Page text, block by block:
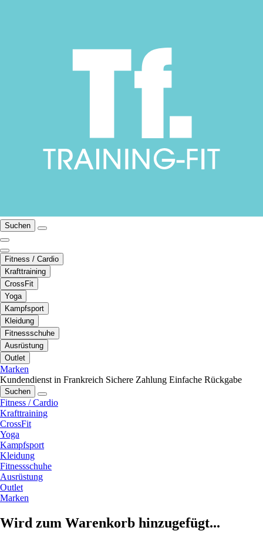
Suchen
Fitness / Cardio
Krafttraining
CrossFit
Yoga
Kampfsport
Kleidung
Fitnessschuhe
Ausrüstung
Outlet
Marken
Kundendienst in Frankreich Sichere Zahlung Einfache Rückgabe
Suchen
Fitness / Cardio
Krafttraining
CrossFit
Yoga
Kampfsport
Kleidung
Fitnessschuhe
Ausrüstung
Outlet
Marken
Wird zum Warenkorb hinzugefügt...